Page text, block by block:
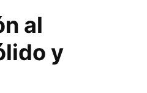
al
y